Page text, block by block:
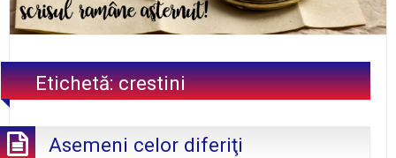
Etichetă:crestini
Asemeni celor diferiţi